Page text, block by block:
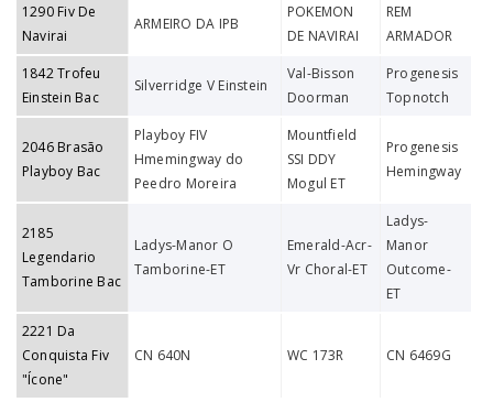
1290 Fiv De
Navirai
ARMEIRO DA IPB
POKEMON
DE NAVIRAI
REM
ARMADOR
1842 Trofeu
Einstein Bac
Silverridge V Einstein
Val-Bisson
Doorman
Progenesis
Topnotch
2046 Brasão
Playboy Bac
Playboy FIV
Hmemingway do
Peedro Moreira
Mountfield
SSI DDY
Mogul ET
Progenesis
Hemingway
2185
Legendario
Tamborine Bac
Ladys-Manor O
Tamborine-ET
Emerald-Acr-
Vr Choral-ET
Ladys-
Manor
Outcome-
ET
2221 Da
Conquista Fiv
"Ícone"
CN 640N WC 173R CN 6469G